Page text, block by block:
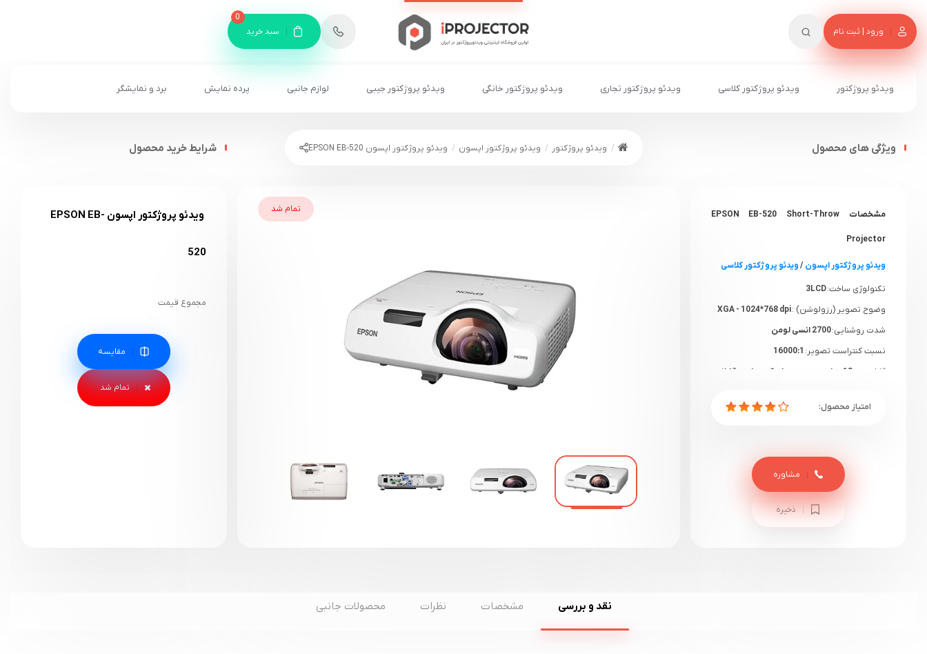
ورود | ثبت نام
8
سبد خرید
0
ویدئو پروژکتور ویدئو پروژکتور کلاسی ویدئو پروژکتور تجاری ویدئو پروژکتور خانگی ویدئو پروژکتور جیبی لوازم جانبی پرده نمایش برد و نمایشگر
ویدئو پروژکتور ویدئو پروژکتور اپسون ویدئو پروژکتور اپسون EPSON EB-520
تمام شد
شرایط خرید محصول
ویدئو پروژکتور اپسون EPSON EB-
520
مجموع قیمت
مقایسه
ویژگی های محصول
مشخصات EPSON EB-520 Short-Throw
Projector
ویدئو پروژکتور اپسون/ویدئو پروژکتور کلاسی
تکنولوژی ساخت:3LCD
وضوح تصویر (رزولوشن) :
شدت روشنایی:2700 انسی لومن
نسبت کنتراست تصویر:
گارانتی:
18 ماهه دیتوس+ یک هفته گارانتی
ذخیره
مشاوره
نقد و بررسی مشخصات نظرات محصولات جانبی